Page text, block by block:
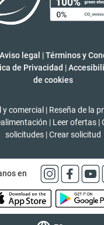
Aviso legal |Términos y
de Privacidad |
de cookies
comercial | Reseña de la
| Leer ofertas |
solicitudes |Crear solicitud
en